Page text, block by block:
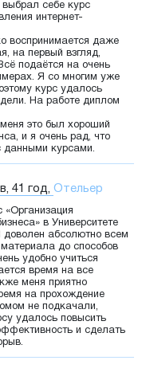
себе курс
интернет-
воспринимается даже
на первый взгляд,
подаётся на очень
Я со многим уже
курс удалось
На работе диплом
это был хороший
и я очень рад, что
данными курсами.
41 год, Отельер
«Организация
в Университете
абсолютно всем
до способов
удобно учиться
время на все
меня приятно
на прохождение
не подкачали,
удалось повысить
и сделать